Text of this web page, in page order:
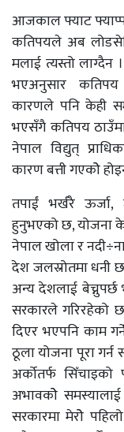
आजकाल फ्याट
कतिपयले अब
मलाई त्यस्तो लाग्दैन
भएअनुसार कतिपय
कारणले पनि केही
भएसँगै कतिपय
नेपाल विद्युत्
कारण बत्ती गएकोे
तपाईं भर्खरै ऊर्जा,
हुनुभएको छ, योजना
नेपाल खोला र
देश जलस्रोतमा धनी
अन्य देशलाई बेच्नुपर्छ
सरकारले
दिएर भएपनि काम
ठूला योजना पूरा
अर्कोतर्फ
अभावकोे
सरकारमा मेरोे